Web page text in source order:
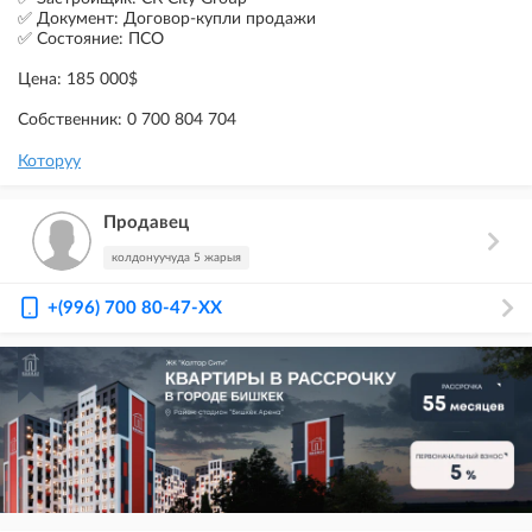
✅ Документ: Договор-купли продажи
✅ Состояние: ПСО
Цена: 185 000$
Собственник: 0 700 804 704
Которуу
Продавец
колдонуучуда 5 жарыя
+(996) 700 80-47-XX